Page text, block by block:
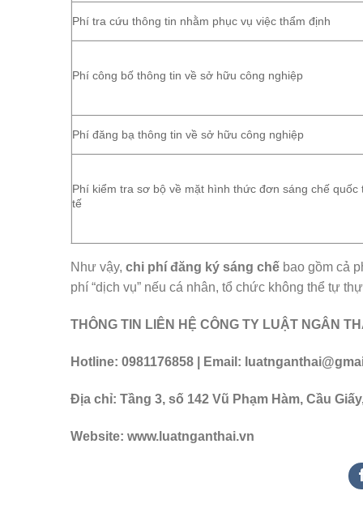
Phí tra cứu thông tin nhằm phục vụ việc thẩm định
Phí công bố thông tin về sở hữu công nghiệp
Phí đăng bạ thông tin về sở hữu công nghiệp
Phí kiểm tra sơ bộ về mặt hình thức đơn sáng chế
tế
Như vậy, chi phí đăng ký sáng chế bao gồm cả
phí “dịch vụ” nếu cá nhân, tổ chức không thể tự
THÔNG TIN LIÊN HỆ CÔNG TY LUẬT NGÂN
Hotline: 0981176858 | Email:
Địa chỉ: Tầng 3, số 142 Vũ Phạm Hàm, Cầu
Website: www.luatnganthai.vn